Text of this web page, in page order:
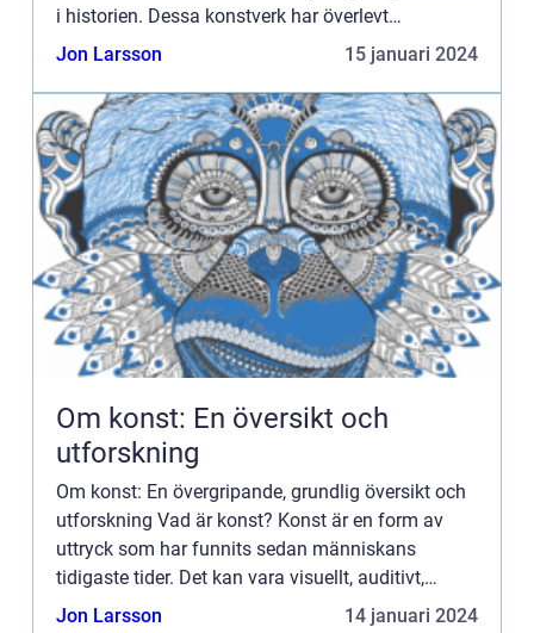
i historien. Dessa konstverk har överlevt
århundraden och ger oss en inblick i
Jon Larsson 15 januari 2024
Om konst: En översikt och
utforskning
Om konst: En övergripande, grundlig översikt och
utforskning Vad är konst? Konst är en form av
uttryck som har funnits sedan människans
tidigaste tider. Det kan vara visuellt, auditivt,
kroppsligt eller en kombination av olika element.
Jon Larsson 14 januari 2024